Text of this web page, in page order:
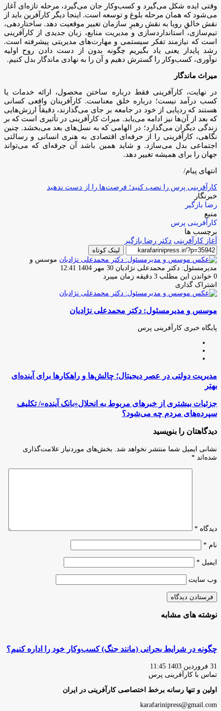
وقتی ایده شکل می‌گیرد و کسب‌وکار جان می‌گیرد، مرحله‌ تازه‌ای آغاز
می‌شود که همان مرحله‌ بلوغ و توسعه است. اینجا دیگر کارآفرین باید از
نقش خالقِ رویا به نقش رهبرِ سازمان تغییر موقعیت دهد. ساختاردهی،
تیم‌سازی، استانداردسازی و مدیریت منابع، زبان جدیدی از کارآفرینی
است که نیازمند تفکر سیستمی و مهارت‌های مدیریتی پیشرفته است.
رشد پایدار یعنی یاد بگیریم چگونه بدون از دست دادن روح اولیه‌
نوآوری، کسب‌وکار را گسترش دهیم و آن را به نهادی ماندگار بدل کنیم.
میراث ماندگار
در نهایت، کارآفرینی فقط درباره‌ ساختن محصول، ارائه خدمات یا
کسب درآمد نیست؛ درباره‌ خلق معناست. کارآفرینان واقعی کسانی‌
هستند که ردپایی از خود در جامعه بر جای می‌گذارند، دقیقاً ارزش‌هایی
که بعد از آن‌ها نیز ادامه می‌یابد. میراث کارآفرینی در تأثیری است که بر
زندگی دیگران می‌گذارد؛ در الهامی که به نسل‌های بعد می‌بخشد. چنین
نگاهی، کارآفرینی را از حرفه‌ای اقتصادی به هنری انسانی و رسالتی
اجتماعی بدل می‌سازد. و شاید همین باشد آن جرقه‌ای که می‌تواند
جهان را برای همیشه تغییر دهد.
انتهای پیام/
کارآفرینی پرس را نصب کنید؛ فرصت‌ها را از دست ندهید
خبرنگار
رضا بازگیر
منبع
کارآفرینی پرس
برچسب ها
آغاز کارآفرینی دکتر رضا بازگیر
لینک کوتاه
موسس و
مدیرمسئول: دکتر محمدعلی نژادیان ارسال
ایمیل
30 مهر 1404 12:41
0 خواندن این مطلب 3 دقیقه زمان میبرد
اشتراک گذاری
فیس
توئیتر
لینکدین
واتس
تلگرام
اشتراک
از
ایمیل
چاپ
موسس و مدیرمسئول: دکتر محمدعلی نژادیان
پایگاه خبری کارآفرینی پرس
مدیریت
دولتی
در
عصر
دیجیتال؛
چالش‌ها
راهکارها
آینده‌ای
بهتر
مدیریت دولتی در عصر دیجیتال؛ چالش‌ها و راهکارها برای آینده‌ای
بهتر
جزئیات
بیشتری
از
خبرهای
مربوط
انحلال«بانک
آینده»/
جزئیات بیشتری از خبرهای مربوط به انحلال«بانک آینده»/ تکلیف
سپرده‌های مردم چه می‌شود؟
دیدگاهتان را بنویسید
نشانی ایمیل شما منتشر نخواهد شد.
بخش‌های موردنیاز علامت‌گذاری
شده‌اند *
دیدگاه *
نام *
ایمیل *
وب‌ سایت
نوشته های مشابه
چگونه در شرایط بحرانی (مانند جنگ) کسب‌و‌کار خود را اداره کنیم؟
31 فروردین 1403 11:45
تماس با کارآفرینی پرس
اولین و تنها رسانه برخط اختصاصی کارآفرینی در ایران
karafarinipress@gmail.com